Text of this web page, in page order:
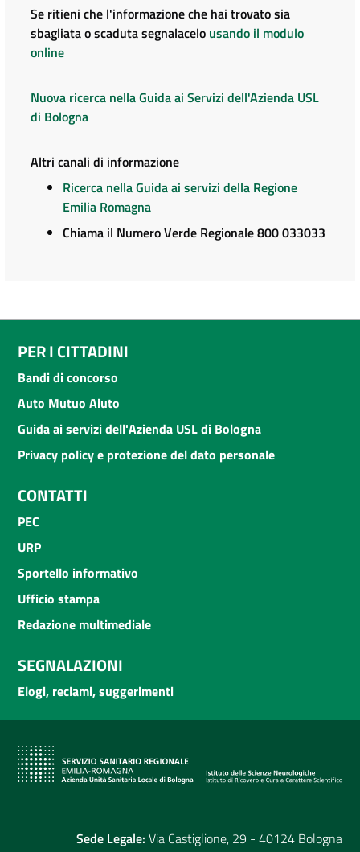
Se ritieni che l'informazione che hai trovato sia
sbagliata o scaduta segnalacelo usando il modulo
online
Nuova ricerca nella Guida ai Servizi dell'Azienda USL
di Bologna
Altri canali di informazione
Ricerca nella Guida ai servizi della Regione
Emilia Romagna
Chiama il Numero Verde Regionale 800 033033
PER I CITTADINI
Bandi di concorso
Auto Mutuo Aiuto
Guida ai servizi dell'Azienda USL di Bologna
Privacy policy e protezione del dato personale
CONTATTI
PEC
URP
Sportello informativo
Ufficio stampa
Redazione multimediale
SEGNALAZIONI
Elogi, reclami, suggerimenti
Sede Legale: Via Castiglione, 29 - 40124 Bologna